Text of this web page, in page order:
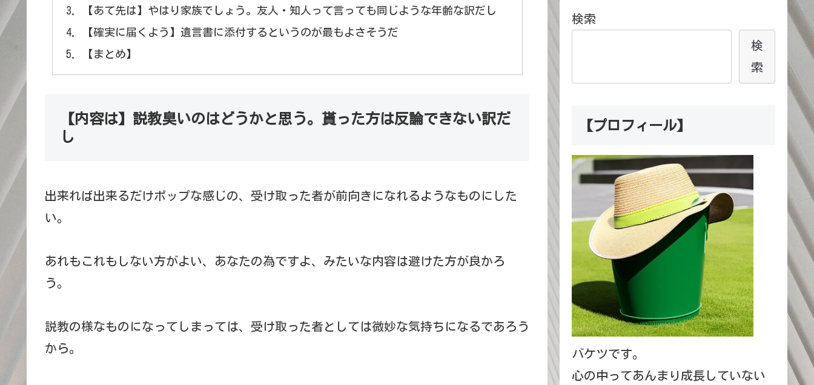
【あて先は】やはり家族でしょう。友人・知人って言っても同じような年齢な訳だし
【確実に届くよう】遺言書に添付するというのが最もよさそうだ
【まとめ】
【内容は】説教臭いのはどうかと思う。貰った方は反論できない訳だ
し
出来れば出来るだけポップな感じの、受け取った者が前向きになれるようなものにした
い。
あれもこれもしない方がよい、あなたの為ですよ、みたいな内容は避けた方が良かろ
う。
説教の様なものになってしまっては、受け取った者としては微妙な気持ちになるであろう
から。
検索
検
索
【プロフィール】
バケツです。
心の中ってあんまり成長していない